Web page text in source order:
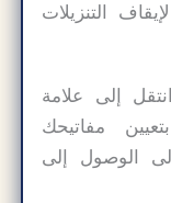
التنزيلات
إلى علامة
مفاتيحك
الوصول إلى